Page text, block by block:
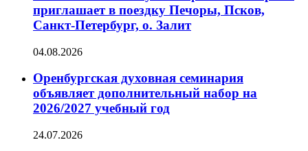
приглашает в поездку Печоры, Псков,
Санкт-Петербург, о. Залит
04.08.2026
Оренбургская духовная семинария
объявляет дополнительный набор на
2026/2027 учебный год
24.07.2026